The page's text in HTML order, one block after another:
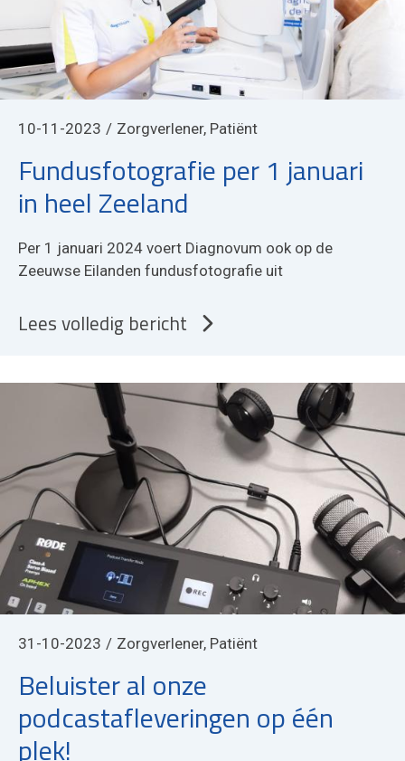
10-11-2023 Zorgverlener, Patiënt
Fundusfotografie per 1 januari
in heel Zeeland
Per 1 januari 2024 voert Diagnovum ook op de
Zeeuwse Eilanden fundusfotografie uit
Lees volledig bericht
31-10-2023 Zorgverlener, Patiënt
Beluister al onze
podcastafleveringen op één
plek!